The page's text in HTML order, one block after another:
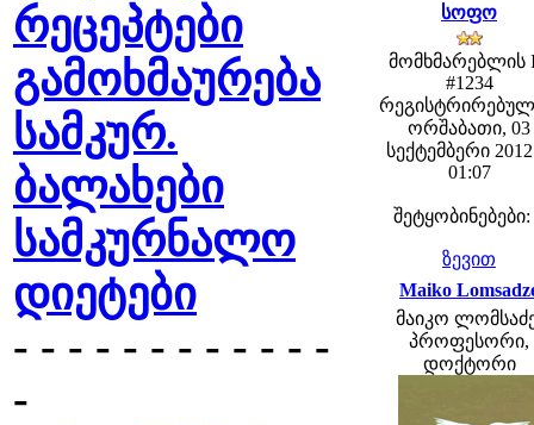
რეცეპტები
გამოხმაურება
სამკურ.
ბალახები
სამკურნალო
დიეტები
- - - - - - - - - - - -
-
სოფო
მომხმარებლის
#1234
ორშაბათი, 03
სექტემბერი
01:07
შეტყობინებები:
ზევით
Maiko
მაიკო
პროფესორი,
დოქტორი